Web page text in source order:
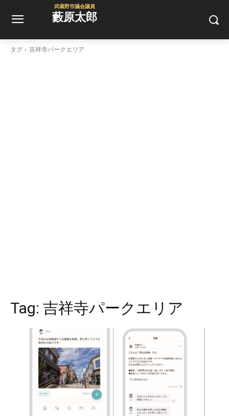
武蔵野市議会議員
藪原太郎
タグ 吉祥寺パークエリア
Tag: 吉祥寺パークエリア